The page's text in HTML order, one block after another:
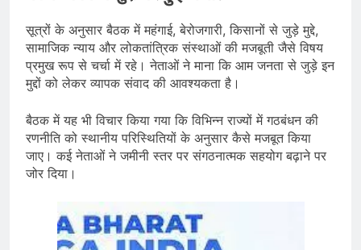
सूत्रों के अनुसार बैठक में महंगाई, बेरोजगारी, किसानों से जुड़े मुद्दे,
सामाजिक न्याय और लोकतांत्रिक संस्थाओं की मजबूती जैसे विषय
प्रमुख रूप से चर्चा में रहे। नेताओं ने माना कि आम जनता से जुड़े इन
मुद्दों को लेकर व्यापक संवाद की आवश्यकता है।
बैठक में यह भी विचार किया गया कि विभिन्न राज्यों में गठबंधन की
रणनीति को स्थानीय परिस्थितियों के अनुसार कैसे मजबूत किया
जाए। कई नेताओं ने जमीनी स्तर पर संगठनात्मक सहयोग बढ़ाने पर
जोर दिया।